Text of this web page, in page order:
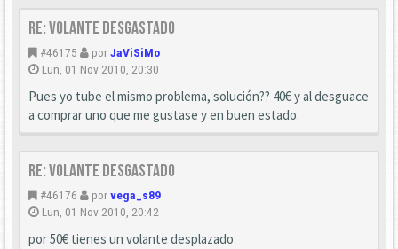
Re: Volante desgastado
#46175 porJaViSiMo
Lun, 01 Nov 2010, 20:30
Pues yo tube el mismo problema, solución?? 40€ y al desguace
a comprar uno que me gustase y en buen estado.
Re: Volante desgastado
#46176 porvega_s89
Lun, 01 Nov 2010, 20:42
por 50€ tienes un volante desplazado